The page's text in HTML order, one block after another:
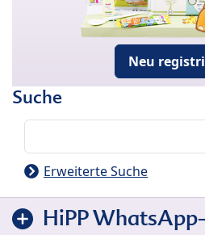
Neu
Suche
Erweiterte Suche
HiPP